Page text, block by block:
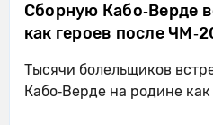
Сборную Кабо‑Верде
как героев после
Тысячи болельщиков
Кабо‑Верде на родине